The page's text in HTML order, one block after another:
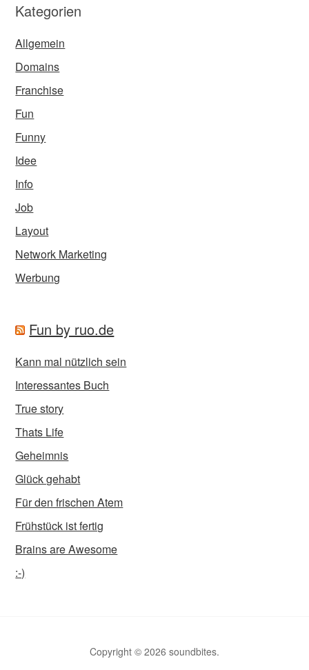
Kategorien
Allgemein
Domains
Franchise
Fun
Funny
Idee
Info
Job
Layout
Network Marketing
Werbung
Fun by ruo.de
Kann mal nützlich sein
Interessantes Buch
True story
Thats Life
Geheimnis
Glück gehabt
Für den frischen Atem
Frühstück ist fertig
Brains are Awesome
:-)
Copyright © 2026 soundbites.